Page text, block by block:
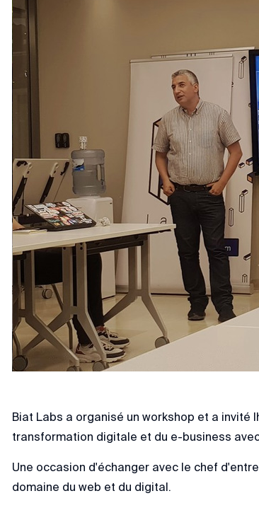
Biat Labs a organisé un workshop et a invité
transformation digitale et du e-business
Une occasion d'échanger avec le chef
domaine du web et du digital.